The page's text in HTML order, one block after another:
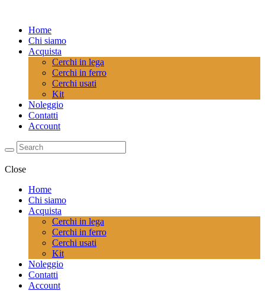
Home
Chi siamo
Acquista
Cerchi in lega
Cerchi in ferro
Cerchi usati
Kit
Noleggio
Contatti
Account
Close
Home
Chi siamo
Acquista
Cerchi in lega
Cerchi in ferro
Cerchi usati
Kit
Noleggio
Contatti
Account